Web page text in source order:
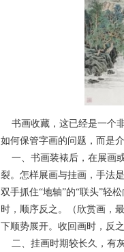
书画收藏，这已经是一个
如何保管字画的问题，而是
一、书画装裱后，在展画
裂。怎样展画与挂画，手法
双手抓住“地轴”的“联头”轻
时，顺序反之。（欣赏画，
下顺势展开。收回画时，反
二、挂画时期较长久，有